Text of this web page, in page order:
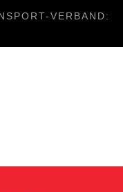
VERBAND: B